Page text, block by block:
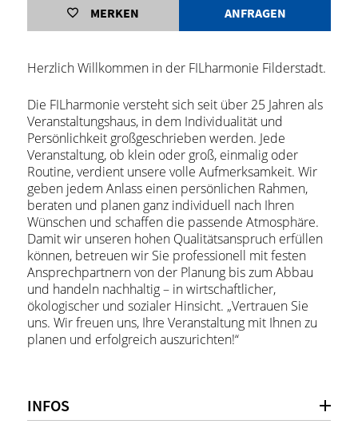
MERKEN ANFRAGEN
Herzlich Willkommen in der FILharmonie Filderstadt.
Die FILharmonie versteht sich seit über 25 Jahren als
Veranstaltungshaus, in dem Individualität und
Persönlichkeit großgeschrieben werden. Jede
Veranstaltung, ob klein oder groß, einmalig oder
Routine, verdient unsere volle Aufmerksamkeit. Wir
geben jedem Anlass einen persönlichen Rahmen,
beraten und planen ganz individuell nach Ihren
Wünschen und schaffen die passende Atmosphäre.
Damit wir unseren hohen Qualitätsanspruch erfüllen
können, betreuen wir Sie professionell mit festen
Ansprechpartnern von der Planung bis zum Abbau
und handeln nachhaltig – in wirtschaftlicher,
ökologischer und sozialer Hinsicht. „Vertrauen Sie
uns. Wir freuen uns, Ihre Veranstaltung mit Ihnen zu
planen und erfolgreich auszurichten!“
INFOS